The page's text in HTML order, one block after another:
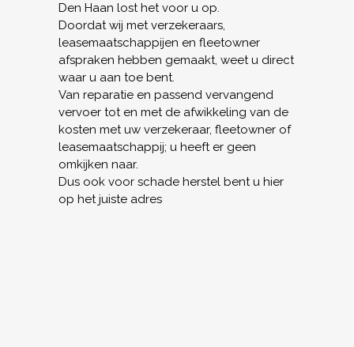
Den Haan lost het voor u op.
Doordat wij met verzekeraars,
leasemaatschappijen en fleetowner
afspraken hebben gemaakt, weet u direct
waar u aan toe bent.
Van reparatie en passend vervangend
vervoer tot en met de afwikkeling van de
kosten met uw verzekeraar, fleetowner of
leasemaatschappij; u heeft er geen
omkijken naar.
Dus ook voor schade herstel bent u hier
op het juiste adres